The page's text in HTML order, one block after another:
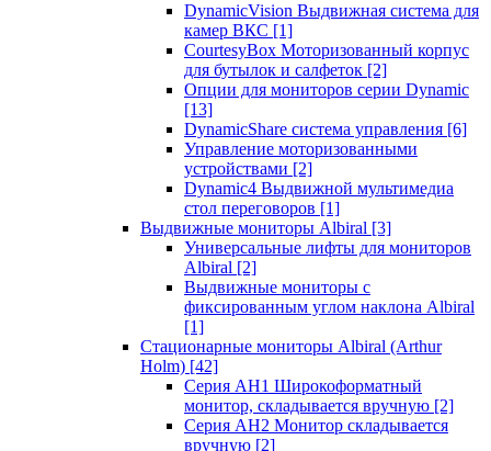
DynamicVision Выдвижная система для
камер ВКС [1]
CourtesyBox Моторизованный корпус
для бутылок и салфеток [2]
Опции для мониторов серии Dynamic
[13]
DynamicShare система управления [6]
Управление моторизованными
устройствами [2]
Dynamic4 Выдвижной мультимедиа
стол переговоров [1]
Выдвижные мониторы Albiral [3]
Универсальные лифты для мониторов
Albiral [2]
Выдвижные мониторы с
фиксированным углом наклона Albiral
[1]
Стационарные мониторы Albiral (Arthur
Holm) [42]
Серия AH1 Широкоформатный
монитор, складывается вручную [2]
Серия AH2 Монитор складывается
вручную [2]